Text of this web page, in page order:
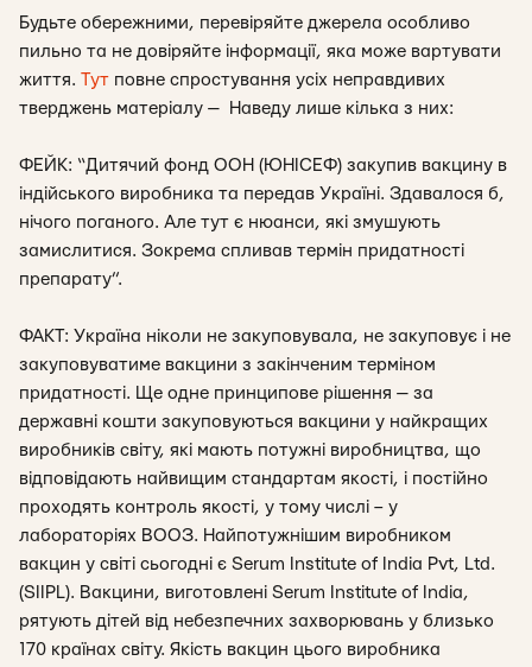
Будьте обережними, перевіряйте джерела особливо
пильно та не довіряйте інформації, яка може вартувати
життя. Тут повне спростування усіх неправдивих
тверджень матеріалу — Наведу лише кілька з них:
ФЕЙК: “Дитячий фонд ООН (ЮНІСЕФ) закупив вакцину в
індійського виробника та передав Україні. Здавалося б,
нічого поганого. Але тут є нюанси, які змушують
замислитися. Зокрема спливав термін придатності
препарату”.
ФАКТ: Україна ніколи не закуповувала, не закуповує і не
закуповуватиме вакцини з закінченим терміном
придатності. Ще одне принципове рішення — за
державні кошти закуповуються вакцини у найкращих
виробників світу, які мають потужні виробництва, що
відповідають найвищим стандартам якості, і постійно
проходять контроль якості, у тому числі – у
лабораторіях ВООЗ. Найпотужнішим виробником
вакцин у світі сьогодні є Serum Institute of India Pvt, Ltd.
(SIIPL). Вакцини, виготовлені Serum Institute of India,
рятують дітей від небезпечних захворювань у близько
170 країнах світу. Якість вакцин цього виробника